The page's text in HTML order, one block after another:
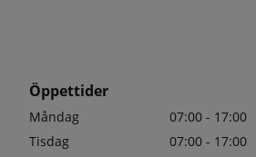
Öppettider
Måndag
07:00 - 17:00
Tisdag
07:00 - 17:00